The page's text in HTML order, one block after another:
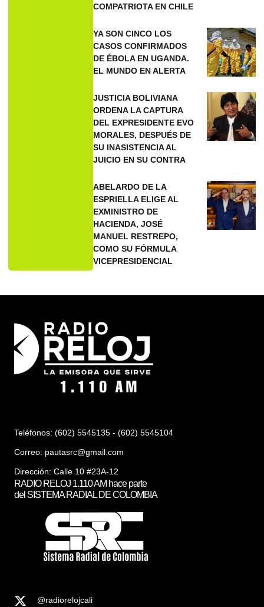
COMPATRIOTA EN CHILE
YA SON CINCO LOS
CASOS CONFIRMADOS
DE ÉBOLA EN UGANDA.
EL MUNDO EN ALERTA
JUSTICIA BOLIVIANA
ORDENA LA CAPTURA
DEL EXPRESIDENTE EVO
MORALES, DESPUÉS DE
SU INASISTENCIA AL
JUICIO EN SU CONTRA
ABELARDO DE LA
ESPRIELLA ELIGE AL
EXMINISTRO DE
HACIENDA, JOSÉ
MANUEL RESTREPO,
COMO SU FÓRMULA
VICEPRESIDENCIAL
Teléfonos: (602) 5545135 - (602) 5545104
Correo: pautasrc@gmail.com
Dirección: Calle 10 #23A-12
RADIO RELOJ 1.110 AM hace parte
del SISTEMA RADIAL DE COLOMBIA
@radiorelojcali